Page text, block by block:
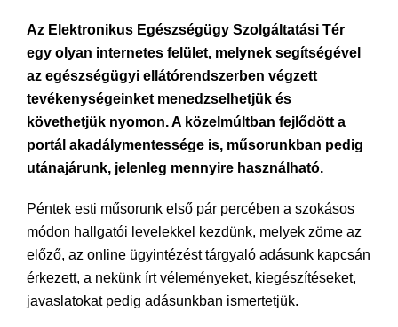
Az Elektronikus Egészségügy Szolgáltatási Tér
egy olyan internetes felület, melynek segítségével
az egészségügyi ellátórendszerben végzett
tevékenységeinket menedzselhetjük és
követhetjük nyomon. A közelmúltban fejlődött a
portál akadálymentessége is, műsorunkban pedig
utánajárunk, jelenleg mennyire használható.
Péntek esti műsorunk első pár percében a szokásos
módon hallgatói levelekkel kezdünk, melyek zöme az
előző, az online ügyintézést tárgyaló adásunk kapcsán
érkezett, a nekünk írt véleményeket, kiegészítéseket,
javaslatokat pedig adásunkban ismertetjük.